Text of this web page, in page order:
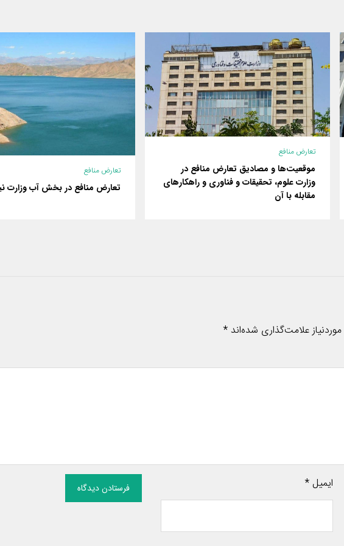
تعارض منافع
موقعیت‌ها و مصادیق تعارض منافع در
وزارت علوم، تحقیقات و فناوری و راهکارهای
مقابله با آن
تعارض منافع
تعارض منافع در بخش آب وزارت
علامت‌گذاری شده‌اند*
ایمیل* فرستادن دیدگاه